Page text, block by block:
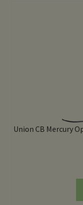
Union CB Mercury